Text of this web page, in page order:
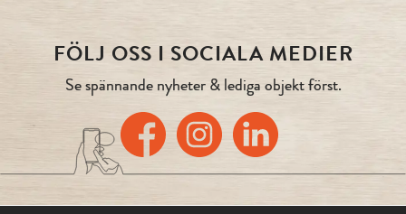
FÖLJ OSS I SOCIALA MEDIER
Se spännande nyheter & lediga objekt först.